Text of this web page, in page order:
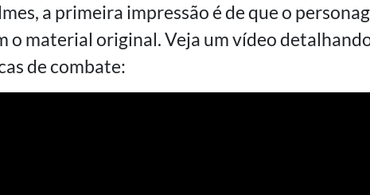
a primeira impressão é de que o
o material original. Veja um vídeo
de combate: